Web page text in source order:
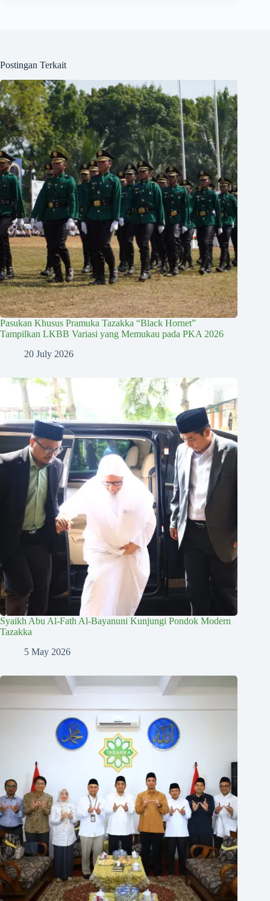
Postingan Terkait
Pasukan Khusus Pramuka Tazakka “Black Hornet”
Tampilkan LKBB Variasi yang Memukau pada PKA 2026
20 July 2026
Syaikh Abu Al-Fath Al-Bayanuni Kunjungi Pondok Modern
Tazakka
5 May 2026